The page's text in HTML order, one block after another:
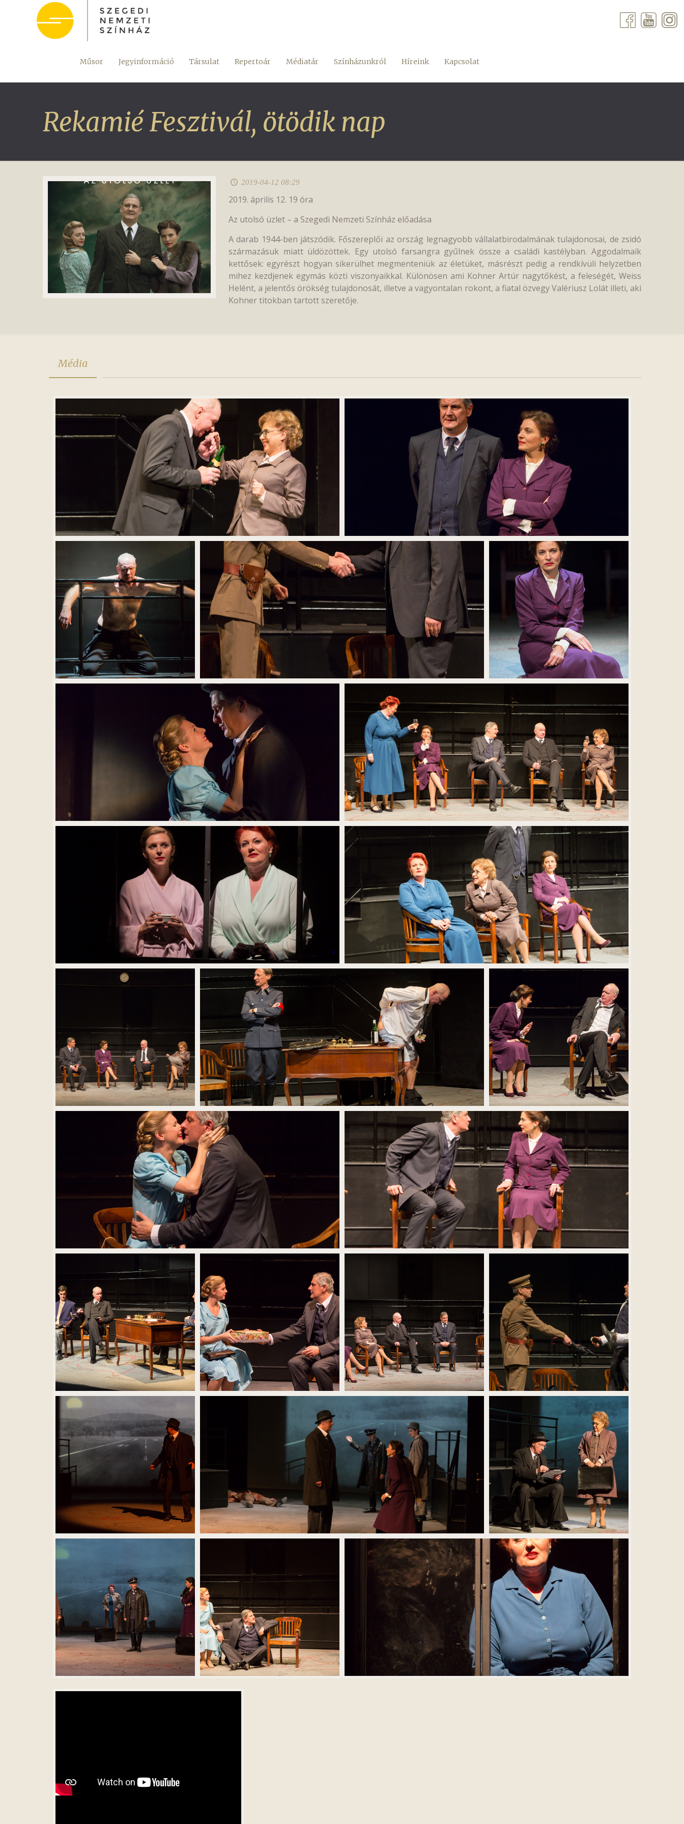
Műsor Jegyinformáció Társulat Repertoár Médiatár Színházunkról Híreink Kapcsolat
Rekamié Fesztivál, ötödik nap
2019-04-12 08:29
2019. április 12. 19 óra
Az utolsó üzlet – a Szegedi Nemzeti Színház előadása
A darab 1944-ben játszódik. Főszereplői az ország legnagyobb vállalatbirodalmának tulajdonosai, de zsidó
származásuk miatt üldözöttek. Egy utolsó farsangra gyűlnek össze a családi kastélyban. Aggodalmaik
kettősek: egyrészt hogyan sikerülhet megmenteniük az életüket, másrészt pedig a rendkívüli helyzetben
mihez kezdjenek egymás közti viszonyaikkal. Különösen ami Kohner Artúr nagytőkést, a feleségét, Weiss
Helént, a jelentős örökség tulajdonosát, illetve a vagyontalan rokont, a fiatal özvegy Valériusz Lolát illeti, aki
Kohner titokban tartott szeretője.
Média